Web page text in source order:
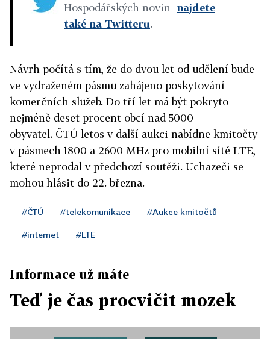
Hospodářských novin najdete
také na Twitteru.
Návrh počítá s tím, že do dvou let od udělení bude
ve vydraženém pásmu zahájeno poskytování
komerčních služeb. Do tří let má být pokryto
nejméně deset procent obcí nad 5000
obyvatel. ČTÚ letos v další aukci nabídne kmitočty
v pásmech 1800 a 2600 MHz pro mobilní sítě LTE,
které neprodal v předchozí soutěži. Uchazeči se
mohou hlásit do 22. března.
#ČTÚ #telekomunikace #Aukce kmitočtů
#internet #LTE
Informace už máte
Teď je čas procvičit mozek